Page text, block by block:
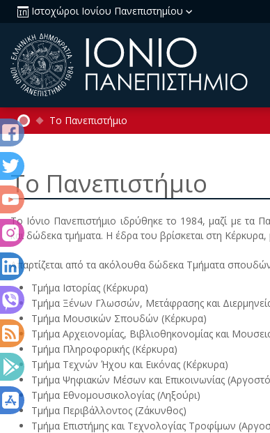
Ιστοχώροι Ιονίου Πανεπιστημίου
Το Πανεπιστήμιο
Το Πανεπιστήμιο
Tο Iόνιο Πανεπιστήμιο ιδρύθηκε το 1984, μαζί με τα
και δώδεκα τμήματα. H έδρα του βρίσκεται στη
Aπαρτίζεται από τα ακόλουθα δώδεκα Tμήματα
Tμήμα Iστορίας (Κέρκυρα)
Tμήμα Ξένων Γλωσσών, Mετάφρασης και
Tμήμα Mουσικών Σπουδών (Κέρκυρα)
Tμήμα Aρχειονομίας, Bιβλιοθηκονομίας και
Τμήμα Πληροφορικής (Κέρκυρα)
Τμήμα Τεχνών Ήχου και Εικόνας (Κέρκυρα)
Τμήμα Ψηφιακών Μέσων και Επικοινωνίας
Τμήμα Εθνομουσικολογίας (Ληξούρι)
Τμήμα Περιβάλλοντος (Ζάκυνθος)
Τμήμα Επιστήμης και Τεχνολογίας Τροφίμων